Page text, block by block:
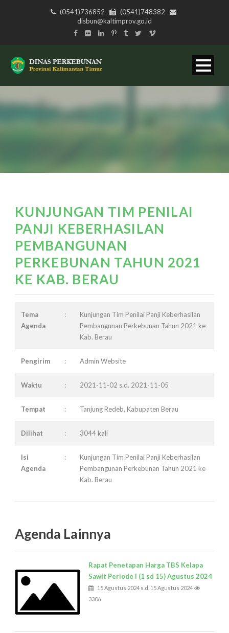
(0541)736852
(0541)748382
disbun@kaltimprov.go.id
KUNJUNGAN TIM PENILAI
PANJI KEBERHASILAN
PEMBANGUNAN
PERKEBUNAN TAHUN 2021
KE KAB. BERAU
Tema
Agenda
:
Kunjungan Tim Penilai Panji Keberhasilan
Pembangunan Perkebunan Tahun 2021 ke
Kab. Berau
Pengirim : Admin Website
Waktu : 2021-11-02 s.d. 2021-11-05
Tempat : Tanjung Redeb, Kabupaten Berau
Dilihat : 3044 kali
Isi
Agenda
:
Kunjungan Tim Penilai Panji Keberhasilan
Pembangunan Perkebunan Tahun 2021 ke
Kab. Berau
Agenda Lainnya
Rapat Penetapan Harga TBS Kelapa
Sawit Periode I (1 sd 15) Agustus 2024
15 Agustus 2024 s.d. 15 Agustus 2024
3306